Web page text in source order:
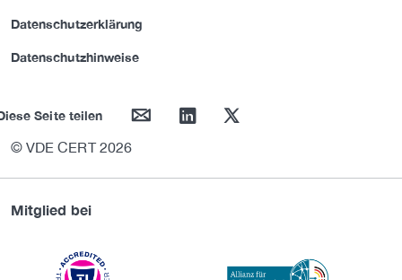
Datenschutzerklärung
Datenschutzhinweise
Seite teilen mail linkedin twitter
© VDE CERT 2026
Mitglied bei